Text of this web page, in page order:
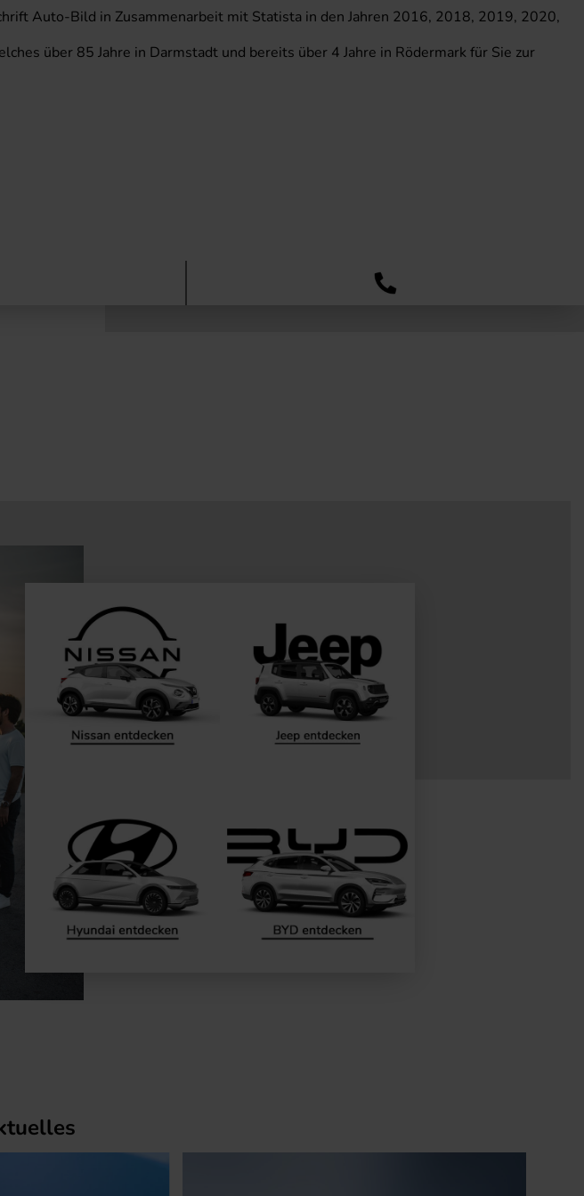
Auto-Bild in Zusammenarbeit mit Statista in den Jahren 2016, 2018, 2019, 2020,
über 85 Jahre in Darmstadt und bereits über 4 Jahre in Rödermark für Sie zur